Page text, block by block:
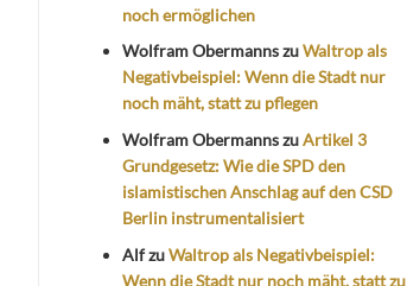
noch ermöglichen
Wolfram ObermannszuWaltrop als
Negativbeispiel: Wenn die Stadt nur
noch mäht, statt zu pflegen
Wolfram ObermannszuArtikel 3
Grundgesetz: Wie die SPD den
islamistischen Anschlag auf den CSD
Berlin instrumentalisiert
AlfzuWaltrop als Negativbeispiel:
Wenn die Stadt nur noch mäht, statt zu